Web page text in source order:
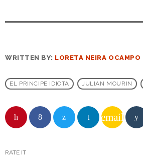
WRITTEN BY: LORETA NEIRA OCAMPO
EL PRINCIPE IDIOTA JULIAN MOURIN
email
RATE IT